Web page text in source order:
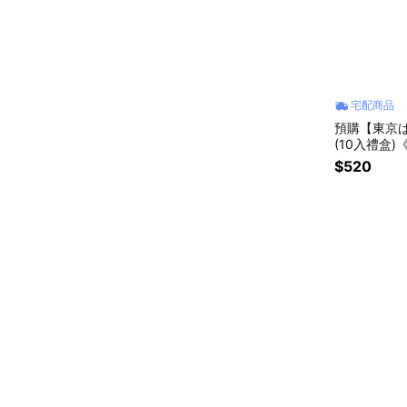
宅配商品
預購【東京
(10入禮盒)
$520